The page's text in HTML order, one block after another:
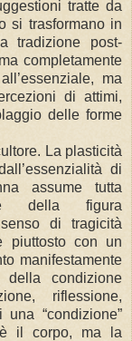
tratte da
si trasformano in
tradizione post-
completamente
ma
di attimi,
delle forme
La plasticità
di
assume tutta
della figura
di tragicità
piuttosto con un
manifestamente
condizione
riflessione,
“condizione”
il corpo, ma la